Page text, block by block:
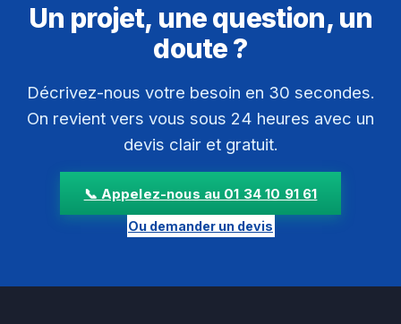
Un projet, une question, un
doute ?
Décrivez-nous votre besoin en 30 secondes.
On revient vers vous sous 24 heures avec un
devis clair et gratuit.
📞 Appelez-nous au 01 34 10 91 61
Ou demander un devis